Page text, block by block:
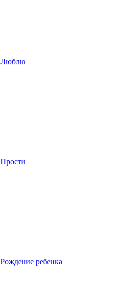
Люблю
Прости
Рождение ребенка